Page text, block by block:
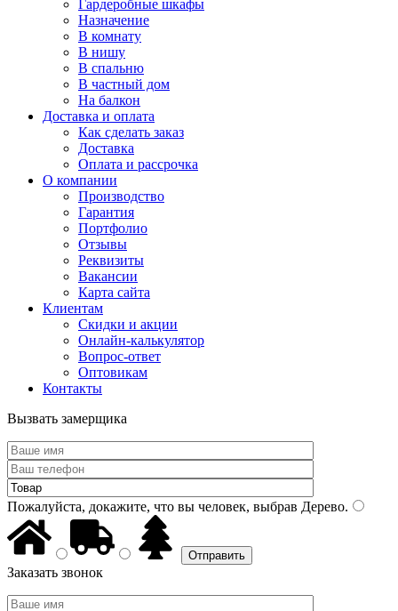
Гардеробные шкафы
Назначение
В комнату
В нишу
В спальню
В частный дом
На балкон
Доставка и оплата
Как сделать заказ
Доставка
Оплата и рассрочка
О компании
Производство
Гарантия
Портфолио
Отзывы
Реквизиты
Вакансии
Карта сайта
Клиентам
Скидки и акции
Онлайн-калькулятор
Вопрос-ответ
Оптовикам
Контакты
Вызвать замерщика
Пожалуйста, докажите, что вы человек, выбрав Дерево.
Заказать звонок